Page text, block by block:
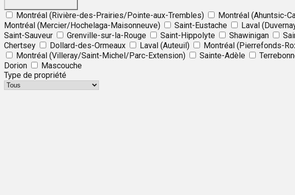
Montréal (Rivière-des-Prairies/Pointe-aux-Trembles) Montréal (Ahuntsic-
Montréal (Mercier/Hochelaga-Maisonneuve)
Saint-Eustache Laval
Saint-Sauveur
Grenville-sur-la-Rouge Saint-Hippolyte Shawinigan
Chertsey
Dollard-des-Ormeaux Laval (Auteuil) Montréal (Pierrefonds-
Montréal (Villeray/Saint-Michel/Parc-Extension)
Sainte-Adèle
Dorion
Mascouche
Type de propriété